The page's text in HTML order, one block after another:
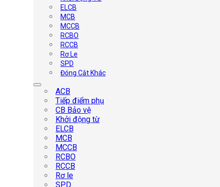
ELCB
MCB
MCCB
RCBO
RCCB
Rơ Le
SPD
Đóng Cắt Khác
ACB
Tiếp điểm phụ
CB Bảo vệ
Khởi động từ
ELCB
MCB
MCCB
RCBO
RCCB
Rơ le
SPD